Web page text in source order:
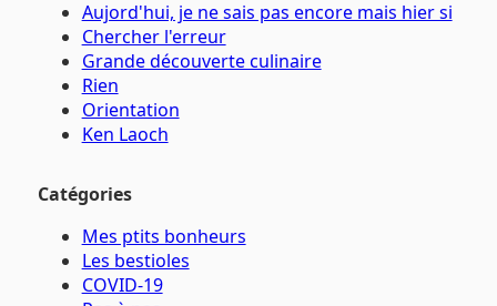
Aujord'hui, je ne sais pas encore mais hier si
Chercher l'erreur
Grande découverte culinaire
Rien
Orientation
Ken Laoch
Catégories
Mes ptits bonheurs
Les bestioles
COVID-19